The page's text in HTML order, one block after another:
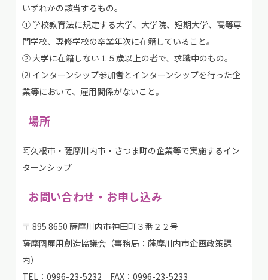
いずれかの該当するもの。
① 学校教育法に規定する大学、大学院、短期大学、高等専
門学校、専修学校の卒業年次に在籍していること。
② 大学に在籍しない１５歳以上の者で、求職中のもの。
⑵ インターンシップ参加者とインターンシップを行った企
業等において、雇用関係がないこと。
場所
阿久根市・薩摩川内市・さつま町の企業等で実施するイン
ターンシップ
お問い合わせ・お申し込み
〒 895 8650 薩摩川内市神田町３番２２号
薩摩國雇用創造協議会（事務局：薩摩川内市企画政策課
内）
TEL：0996-23-5232 FAX：0996-23-5233